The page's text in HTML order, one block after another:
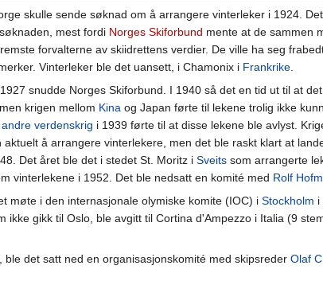
skulle sende søknad om å arrangere vinterleker i 1924.
mest fordi Norges Skiforbund mente at de sammen
forvalterne av skiidrettens verdier. De ville ha seg
Vinterleker ble det uansett, i Chamonix i Frankrike
snudde Norges Skiforbund. I 1940 så det en tid ut til at
krigen mellom Kina og Japan førte til lekene trolig ikke
andre verdenskrig i 1939 førte til at disse lekene ble avlyst.
å arrangere vinterlekere, men det ble raskt klart at
Det året ble det i stedet St. Moritz i Sveits som arrangerte
vinterlekene i 1952. Det ble nedsatt en komité med Rolf
møte i den internasjonale olymiske komite (IOC) i Stockholm i
ikke gikk til Oslo, ble avgitt til Cortina d'Ampezzo i Italia (9
ble det satt ned en organisasjonskomité med skipsreder Olaf